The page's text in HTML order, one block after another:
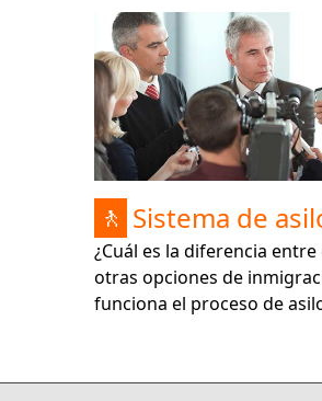
🚶 Sistema de
¿Cuál es la diferencia entre
otras opciones de
funciona el proceso de